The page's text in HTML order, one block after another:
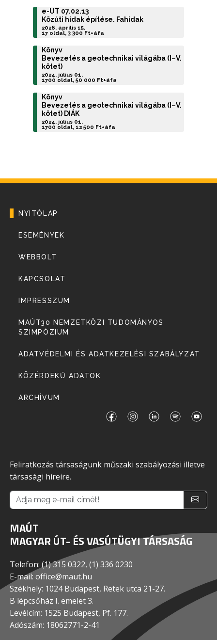
e-UT 07.02.13
Közúti hidak építése. Fahidak
2026. április 15.
17 oldal, 3 300 Ft+áfa
Könyv
Bevezetés a geotechnikai világába (I–V.
kötet)
2024. július 01.
1700 oldal, 50 000 Ft+áfa
Könyv
Bevezetés a geotechnikai világába (I–V.
kötet) DIÁK
2024. július 01.
1700 oldal, 12 500 Ft+áfa
NYITÓLAP
ESEMÉNYEK
WEBBOLT
KAPCSOLAT
IMPRESSZUM
MAÚT30 NEMZETKÖZI TUDOMÁNYOS
SZIMPÓZIUM
ADATVÉDELMI ÉS ADATKEZELÉSI SZABÁLYZAT
KÖZÉRDEKŰ ADATOK
ARCHÍVUM
Feliratkozás társaságunk műszaki szabályozási illetve
társasági híreire.
MAÚT
MAGYAR ÚT- ÉS VASÚTÜGYI TÁRSASÁG
Telefon: (1) 315 0322, (1) 336 0230
E-mail: office@maut.hu
Székhely: 1024 Budapest, Retek utca 21-27.
B lépcsőház I. emelet 3.
Levélcím: 1525 Budapest, Pf. 177.
Adószám: 18062771-2-41